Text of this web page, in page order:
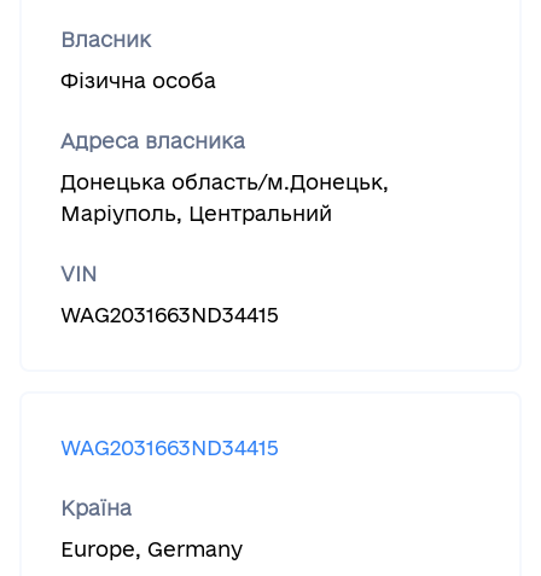
Власник
Фізична особа
Адреса власника
Донецька область/м.Донецьк,
Маріуполь, Центральний
VIN
WAG2031663ND34415
WAG2031663ND34415
Країна
Europe, Germany